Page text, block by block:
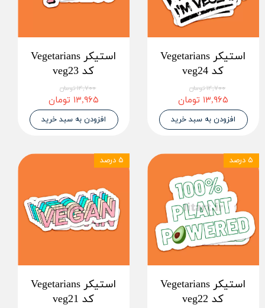
استیکر Vegetarians
کد veg24
۱۴,۷۰۰ تومان
۱۳,۹۶۵ تومان
افزودن به سبد خرید
استیکر Vegetarians
کد veg23
۱۴,۷۰۰ تومان
۱۳,۹۶۵ تومان
افزودن به سبد خرید
استیکر Vegetarians
کد veg22
۵ درصد
استیکر Vegetarians
کد veg21
۵ درصد